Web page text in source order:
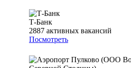
Т-Банк
2887 активных вакансий
Посмотреть